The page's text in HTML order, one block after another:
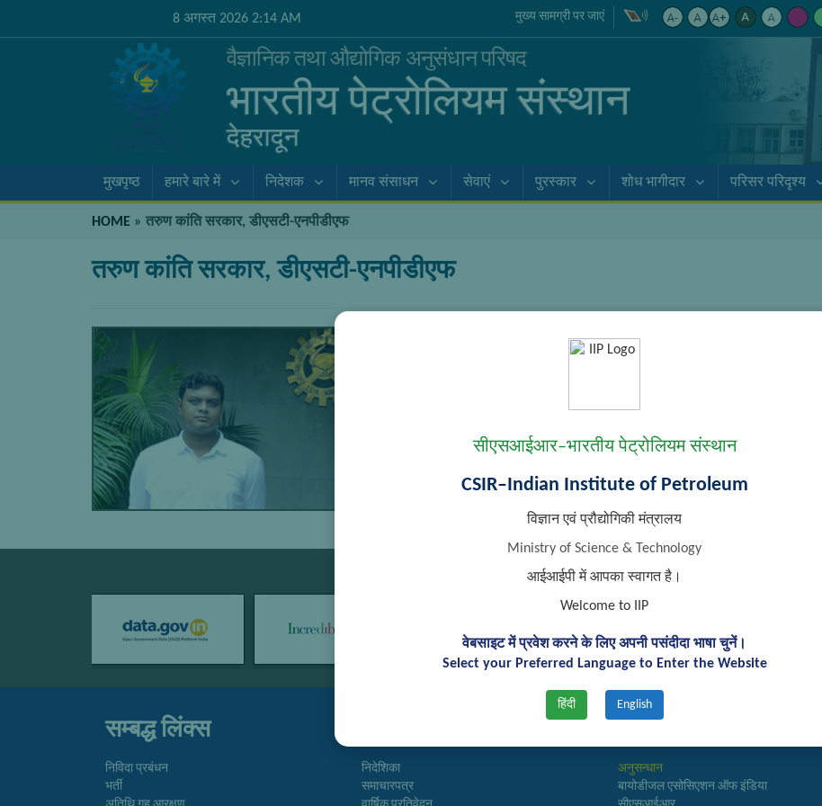
सीएसआईआर–भारतीय पेट्रोलियम संस्थान
CSIR–Indian Institute of Petroleum
विज्ञान एवं प्रौद्योगिकी मंत्रालय
Ministry of Science & Technology
आईआईपी में आपका स्वागत है।
Welcome to IIP
वेबसाइट में प्रवेश करने के लिए अपनी पसंदीदा भाषा चुनें।
Select your Preferred Language to Enter the Website
हिंदी English
8 अगस्त 2026 2:14 AM मुख्य सामग्री पर जाएं
वैज्ञानिक तथा औद्योगिक अनुसंधान परिषद
भारतीय पेट्रोलियम संस्थान
देहरादून
मुखपृष्ठ हमारे बारे में निदेशक मानव संसाधन सेवाएं पुरस्कार शोध भागीदार परिसर परिदृश्य
HOME » तरुण कांति सरकार, डीएसटी-एनपीडीएफ
तरुण कांति सरकार, डीएसटी-एनपीडीएफ
tarunk.sarkar@iip.res.in
0135-2525764
https://scholar.google.co.in/
सम्बद्ध लिंक्स
निविदा प्रबंधन
भर्ती
निदेशिका
समाचारपत्र
अनुसन्धान
बायोडीजल एसोसिएशन ऑफ इंडिया